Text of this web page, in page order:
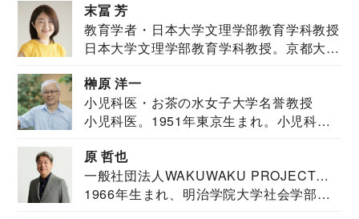
末冨 芳
教育学者・日本大学文理学部教育学科教授
日本大学文理学部教育学科教授。京都大学
榊原 洋一
小児科医・お茶の水女子大学名誉教授
小児科医。1951年東京生まれ。小児科
原 哲也
一般社団法人WAKUWAKU PROJECT
JAPAN代表・言語聴覚士・社会福祉士
1966年生まれ、明治学院大学社会学部福